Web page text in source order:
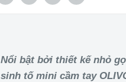
Nổi bật bởi thiết kế nhỏ
sinh tố mini cầm tay